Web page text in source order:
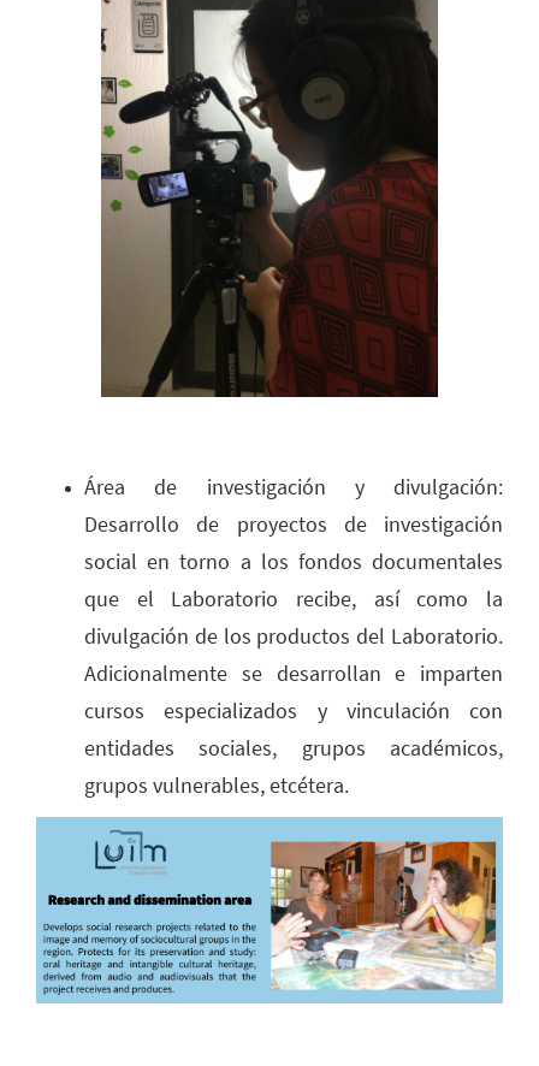
Área de investigación y divulgación:
Desarrollo de proyectos de investigación
social en torno a los fondos documentales
que el Laboratorio recibe, así como la
divulgación de los productos del Laboratorio.
Adicionalmente se desarrollan e imparten
cursos especializados y vinculación con
entidades sociales, grupos académicos,
grupos vulnerables, etcétera.